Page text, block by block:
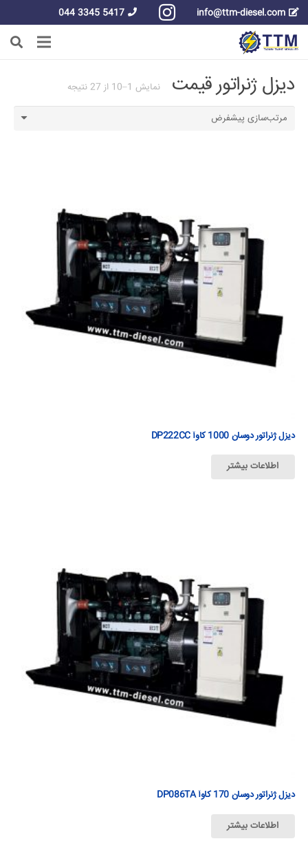
info@ttm-diesel.com
5417 3345 044
دیزل ژنراتور قیمت نمایش 1–10 از 27 نتیجه
دیزل ژنراتور دوسان 1000 كاوآ DP222CC
اطلاعات بیشتر
دیزل ژنراتور دوسان 170 كاوآ DP086TA
اطلاعات بیشتر